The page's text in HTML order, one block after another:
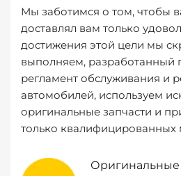
Мы заботимся о том, чтобы
доставлял вам только
достижения этой цели мы
выполняем, разработанный
регламент обслуживания и
автомобилей, используем
оригинальные запчасти и
только квалифицированных
Оригинальные